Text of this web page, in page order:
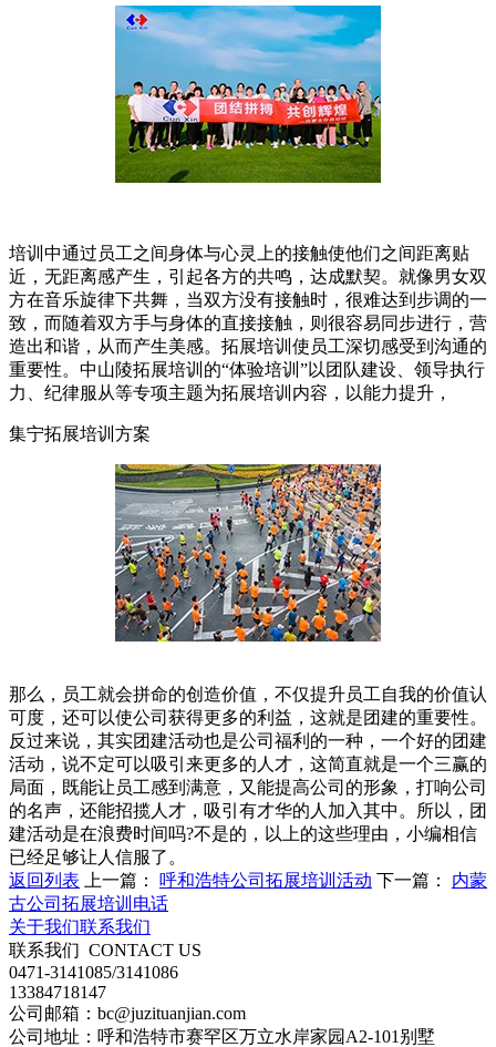
培训中通过员工之间身体与心灵上的接触使他们之间距离贴
近，无距离感产生，引起各方的共鸣，达成默契。就像男女双
方在音乐旋律下共舞，当双方没有接触时，很难达到步调的一
致，而随着双方手与身体的直接接触，则很容易同步进行，营
造出和谐，从而产生美感。拓展培训使员工深切感受到沟通的
重要性。中山陵拓展培训的“体验培训”以团队建设、领导执行
力、纪律服从等专项主题为拓展培训内容，以能力提升，
集宁拓展培训方案
那么，员工就会拼命的创造价值，不仅提升员工自我的价值认
可度，还可以使公司获得更多的利益，这就是团建的重要性。
反过来说，其实团建活动也是公司福利的一种，一个好的团建
活动，说不定可以吸引来更多的人才，这简直就是一个三赢的
局面，既能让员工感到满意，又能提高公司的形象，打响公司
的名声，还能招揽人才，吸引有才华的人加入其中。所以，团
建活动是在浪费时间吗?不是的，以上的这些理由，小编相信
已经足够让人信服了。
返回列表
上一篇： 呼和浩特公司拓展培训活动 下一篇： 内蒙
古公司拓展培训电话
关于我们联系我们
联系我们 CONTACT US
0471-3141085/3141086
13384718147
公司邮箱：bc@juzituanjian.com
公司地址：呼和浩特市赛罕区万立水岸家园A2-101别墅